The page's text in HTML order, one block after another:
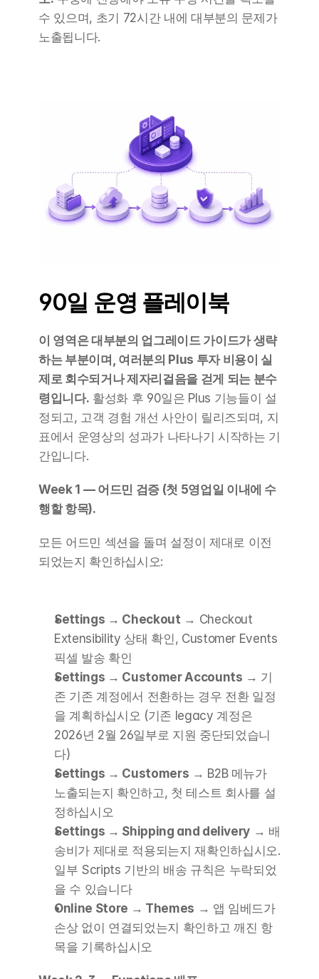
수 있으며, 초기 72시간 내에 대부분의 문제가
노출됩니다.
90일 운영 플레이북
이 영역은 대부분의 업그레이드 가이드가 생략
하는 부분이며, 여러분의 Plus 투자 비용이 실
제로 회수되거나 제자리걸음을 걷게 되는 분수
령입니다. 활성화 후 90일은 Plus 기능들이 설
정되고, 고객 경험 개선 사안이 릴리즈되며, 지
표에서 운영상의 성과가 나타나기 시작하는 기
간입니다.
Week 1 — 어드민 검증 (첫 5영업일 이내에 수
행할 항목).
모든 어드민 섹션을 돌며 설정이 제대로 이전
되었는지 확인하십시오:
Settings → Checkout → Checkout
Extensibility 상태 확인, Customer Events
픽셀 발송 확인
Settings → Customer Accounts → 기
존 기존 계정에서 전환하는 경우 전환 일정
을 계획하십시오 (기존 legacy 계정은
2026년 2월 26일부로 지원 중단되었습니
다)
Settings → Customers → B2B 메뉴가
노출되는지 확인하고, 첫 테스트 회사를 설
정하십시오
Settings → Shipping and delivery → 배
송비가 제대로 적용되는지 재확인하십시오.
일부 Scripts 기반의 배송 규칙은 누락되었
을 수 있습니다
Online Store → Themes → 앱 임베드가
손상 없이 연결되었는지 확인하고 깨진 항
목을 기록하십시오